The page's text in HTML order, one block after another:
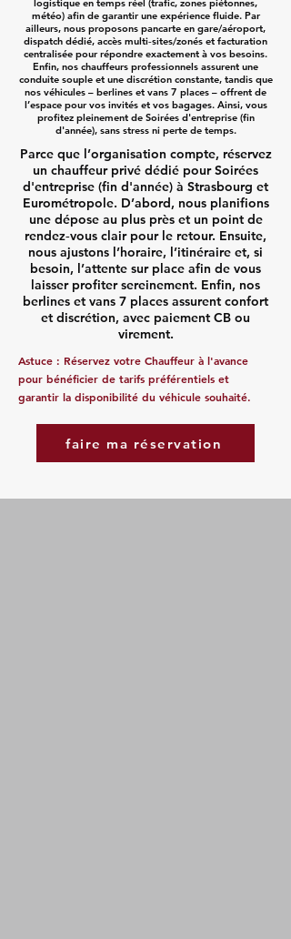
logistique en temps réel (trafic, zones piétonnes,
météo) afin de garantir une expérience fluide. Par
ailleurs, nous proposons pancarte en gare/aéroport,
dispatch dédié, accès multi‑sites/zonés et facturation
centralisée pour répondre exactement à vos besoins.
Enfin, nos chauffeurs professionnels assurent une
conduite souple et une discrétion constante, tandis que
nos véhicules – berlines et vans 7 places – offrent de
l’espace pour vos invités et vos bagages. Ainsi, vous
profitez pleinement de Soirées d'entreprise (fin
d'année), sans stress ni perte de temps.
Parce que l’organisation compte, réservez
un chauffeur privé dédié pour Soirées
d'entreprise (fin d'année) à Strasbourg et
Eurométropole. D’abord, nous planifions
une dépose au plus près et un point de
rendez‑vous clair pour le retour. Ensuite,
nous ajustons l’horaire, l’itinéraire et, si
besoin, l’attente sur place afin de vous
laisser profiter sereinement. Enfin, nos
berlines et vans 7 places assurent confort
et discrétion, avec paiement CB ou
virement.
Astuce : Réservez votre Chauffeur à l'avance
pour bénéficier de tarifs préférentiels et
garantir la disponibilité du véhicule souhaité.
faire ma réservation